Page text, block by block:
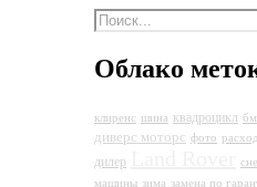
Облако
клиренс шина квадроцикл
диверс моторс фото
дилер
машины зима замена по